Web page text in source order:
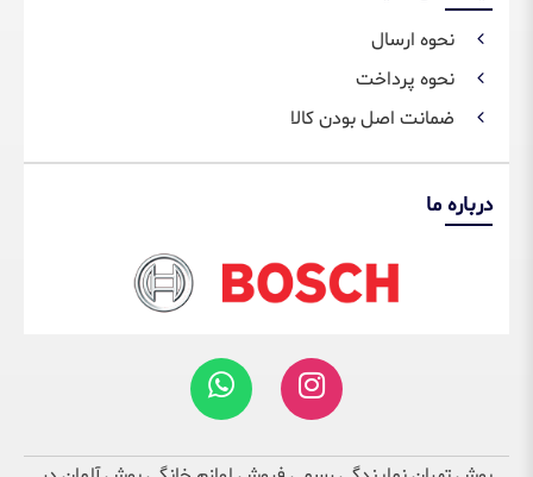
نحوه ارسال
نحوه پرداخت
ضمانت اصل بودن کالا
درباره ما